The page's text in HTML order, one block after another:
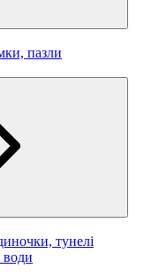
пазли
тунелі
води